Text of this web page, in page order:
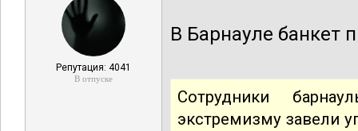
Репутация: 4041
В отпуске
В Барнауле банкет
Сотрудники
экстремизму завели